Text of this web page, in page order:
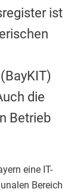
ist
die
Betrieb
eine IT-
Bereich